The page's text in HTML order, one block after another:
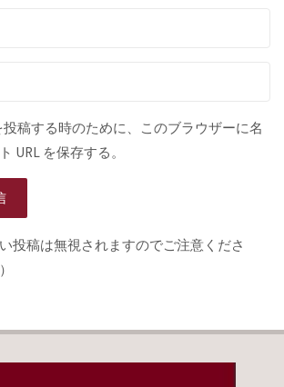
稿する時のために、このブラウザーに名
URL を保存する。
投稿は無視されますのでご注意くださ